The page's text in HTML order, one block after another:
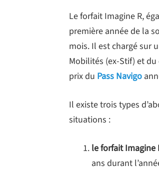
Le forfait Imagine R,
première année de la
mois. Il est chargé sur
Mobilités (ex-Stif) et
prix du Pass Navigo
Il existe trois types
situations :
le forfait Imagine
ans durant